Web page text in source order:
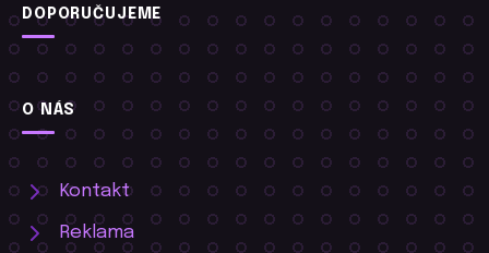
DOPORUČUJEME
O NÁS
Kontakt
Reklama